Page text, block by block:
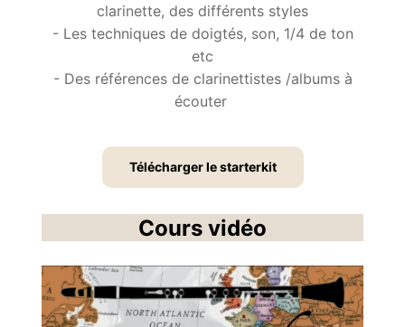
clarinette, des différents styles
- Les techniques de doigtés, son, 1/4 de ton
etc
- Des références de clarinettistes /albums à
écouter
Télécharger le starterkit
Cours vidéo